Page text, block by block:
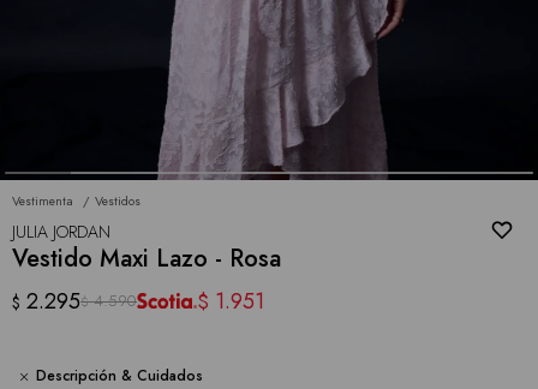
Vestimenta Vestidos
JULIA JORDAN
Vestido Maxi Lazo - Rosa
$ 2.295$ 4.590 $ 1.951
Descripción & Cuidados